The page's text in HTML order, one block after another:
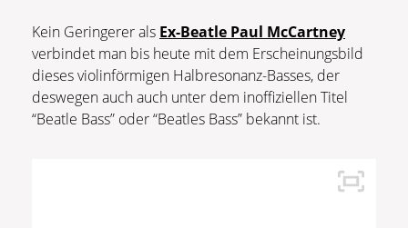
Kein Geringerer als Ex-Beatle Paul McCartney
verbindet man bis heute mit dem Erscheinungsbild
dieses violinförmigen Halbresonanz-Basses, der
deswegen auch auch unter dem inoffiziellen Titel
“Beatle Bass” oder “Beatles Bass” bekannt ist.